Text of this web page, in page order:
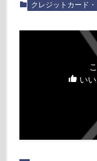
クレジットカード
い